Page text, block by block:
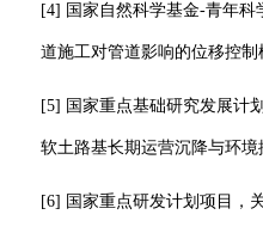
[4] 国家自然科学基金-青年科
道施工对管道影响的位移控制
[5] 国家重点基础研究发展计
软土路基长期运营沉降与环境
[6] 国家重点研发计划项目 ，